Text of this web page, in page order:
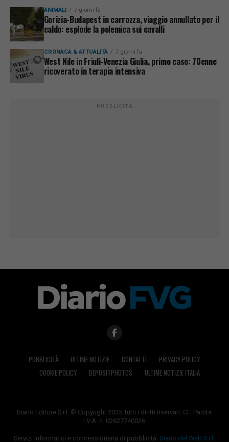
ANIMALI 7 giorni fa
Gorizia-Budapest in carrozza, viaggio annullato per il
caldo: esplode la polemica sui cavalli
CRONACA & ATTUALITÀ 7 giorni fa
West Nile in Friuli-Venezia Giulia, primo caso: 70enne
ricoverato in terapia intensiva
PUBBLICITÀ
PUBBLICITÀ ULTIME NOTIZIE CONTATTI
PRIVACY POLICY
COOKIE POLICY
DEPOSITPHOTOS ULTIME NOTIZIE ITALIA
Diario Editore S.r.l. © Copyright 2025 Tutti i diritti riservati. CF, Partita
I.V.A. n. 02627740026
Servizi informatici e concessionaria di pubblicità: Diario del Web S.r.l.